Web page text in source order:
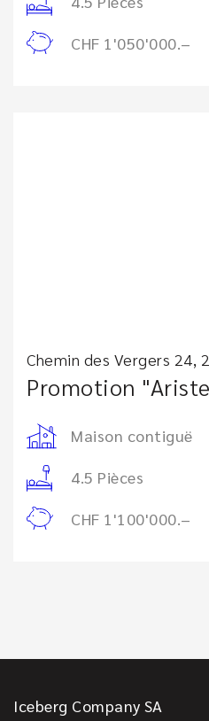
CHF 1'050'000.–
Chemin des Vergers 24,
Promotion
Maison contiguë
4.5 Pièces
CHF 1'100'000.–
Iceberg Company SA